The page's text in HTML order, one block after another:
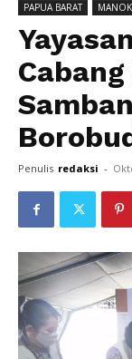
PAPUA BARAT
Penulis redaksi -